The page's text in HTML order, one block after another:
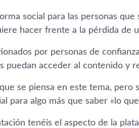
social para las personas
hacer frente a la pérdida de
por personas de
puedan acceder al contenido y
se piensa en este tema, pero
para algo más que saber «lo
tenéis el aspecto de la